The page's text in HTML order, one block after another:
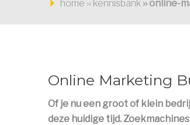
home ›› kennisbank ›› online-
Online Marketing
Of je nu een groot of klein
deze huidige tijd.